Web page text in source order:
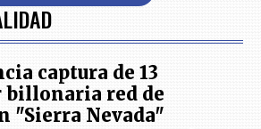
captura de 13
billonaria red de
"Sierra Nevada"